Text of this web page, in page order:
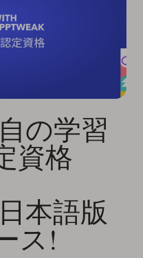
の学習
資格
本語版
ス!